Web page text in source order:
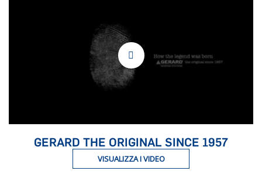
GERARD THE ORIGINAL SINCE 1957
VISUALIZZA I VIDEO